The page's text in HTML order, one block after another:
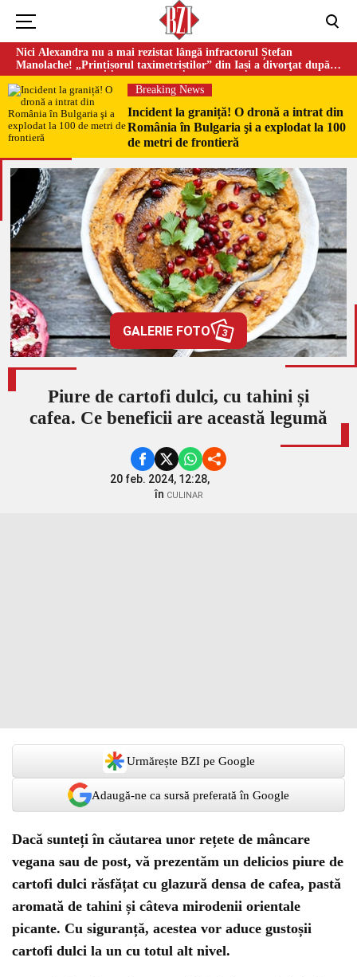
Nici Alexandra nu a mai rezistat lângă infractorul Ștefan
Manolache! „Prințișorul taximetriștilor” din Iași a divorţat după
doi ani de căsnicie
Breaking News
Incident la graniță! O dronă a intrat din
România în Bulgaria şi a explodat la 100
de metri de frontieră
GALERIE FOTO 3
Piure de cartofi dulci, cu tahini și
cafea. Ce beneficii are această legumă
20 feb. 2024, 12:28,
în CULINAR
Urmărește BZI pe Google
Adaugă-ne ca sursă preferată în Google
Dacă sunteți în căutarea unor rețete de mâncare
vegana sau de post, vă prezentăm un delicios piure de
cartofi dulci răsfățat cu glazură densa de cafea, pastă
aromată de tahini și câteva mirodenii orientale
picante. Cu siguranță, acestea vor aduce gustoșii
cartofi dulci la un cu totul alt nivel.